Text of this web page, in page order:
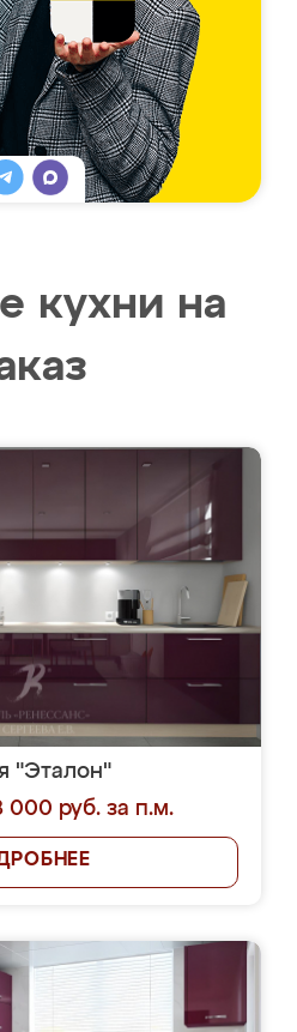
кухни на
"Эталон"
000 руб. за п.м.